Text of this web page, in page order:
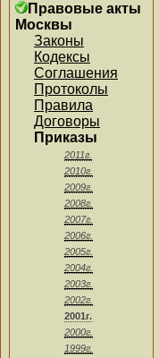
Правовые акты
Москвы
Законы
Кодексы
Соглашения
Протоколы
Правила
Договоры
Приказы
2011г.
2010г.
2009г.
2008г.
2007г.
2006г.
2005г.
2004г.
2003г.
2002г.
2001г.
2000г.
1999г.